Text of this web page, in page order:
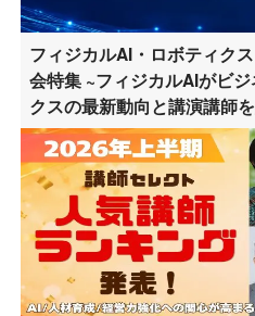
フィジカルAI・ロボティク
会特集 ~フィジカルAIがビ
クスの最新動向と講演講師